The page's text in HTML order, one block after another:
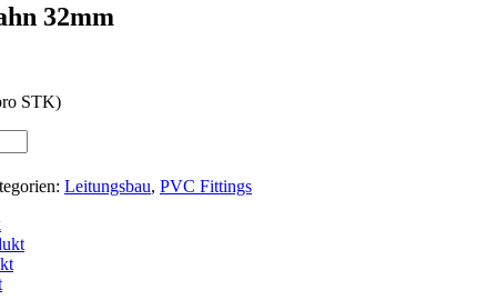
32mm
STK)
Leitungsbau, PVC Fittings